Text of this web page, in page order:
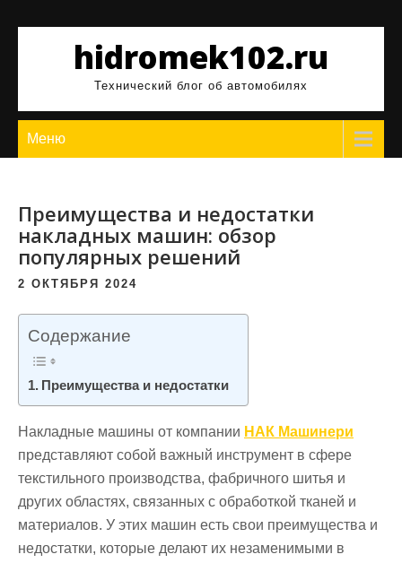
содержимомуhidromek102.ru
Технический блог об автомобилях
Меню
Преимущества и недостатки
накладных машин: обзор
популярных решений
2 ОКТЯБРЯ 2024
Содержание
Преимущества и недостатки
Накладные машины от компании НАК Машинери
представляют собой важный инструмент в сфере
текстильного производства, фабричного шитья и
других областях, связанных с обработкой тканей и
материалов. У этих машин есть свои преимущества и
недостатки, которые делают их незаменимыми в